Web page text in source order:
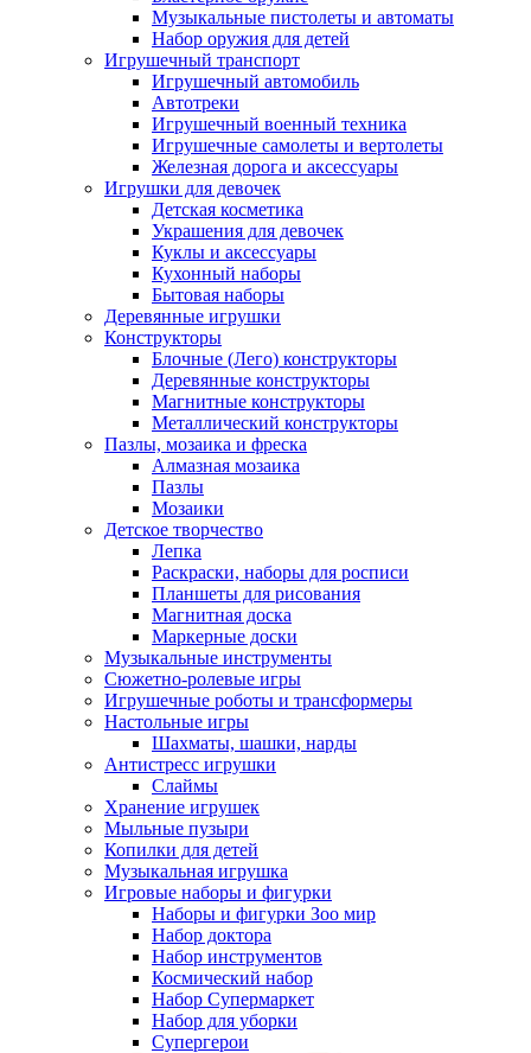
Музыкальные пистолеты и автоматы
Набор оружия для детей
Игрушечный транспорт
Игрушечный автомобиль
Aвтотреки
Игрушечный военный техника
Игрушечные самолеты и вертолеты
Железная дорога и аксессуары
Игрушки для девочек
Детская косметика
Украшения для девочек
Куклы и аксессуары
Кухонный наборы
Бытовая наборы
Деревянные игрушки
Конструкторы
Блочные (Лего) конструкторы
Деревянные конструкторы
Магнитные конструкторы
Металлический конструкторы
Пазлы, мозаика и фреска
Алмазная мозаика
Пазлы
Мозаики
Детское творчество
Лепка
Раскраски, наборы для росписи
Планшеты для рисования
Магнитная доска
Маркерные доски
Музыкальные инструменты
Сюжетно-ролевые игры
Игрушечные роботы и трансформеры
Настольные игры
Шахматы, шашки, нарды
Антистресс игрушки
Слаймы
Хранение игрушек
Мыльные пузыри
Копилки для детей
Музыкальная игрушка
Игровые наборы и фигурки
Наборы и фигурки Зоо мир
Набор доктора
Набор инструментов
Космический набор
Hабор Супермаркет
Набор для уборки
Супергерои